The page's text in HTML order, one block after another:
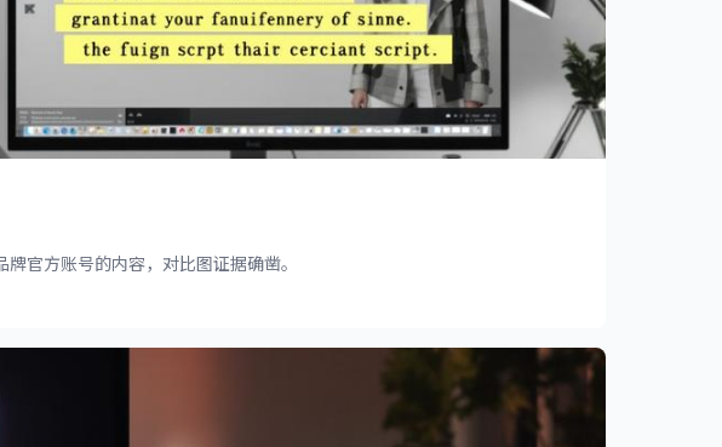
官方账号的内容，对比图证据确凿。